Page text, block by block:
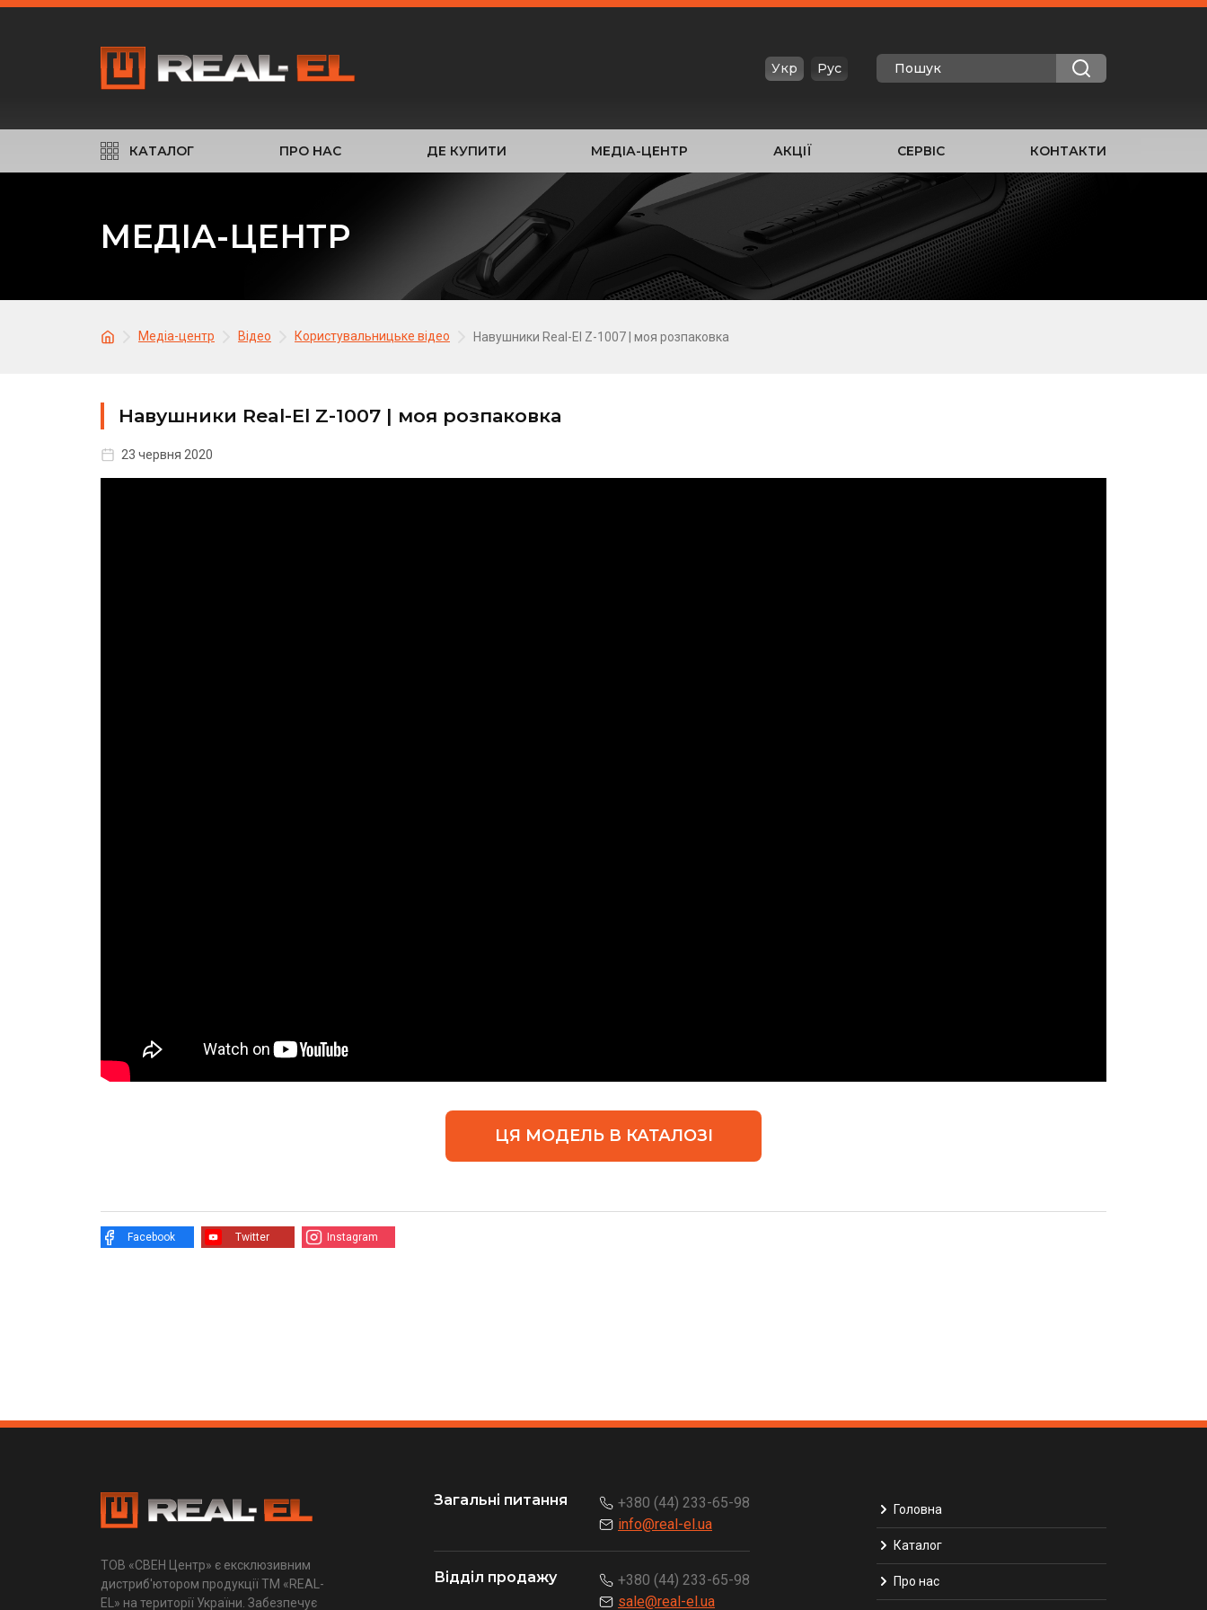
Укр Рус
КАТАЛОГ ПРО НАС ДЕ КУПИТИ МЕДІА-ЦЕНТР АКЦІЇ СЕРВІС КОНТАКТИ
МЕДІА-ЦЕНТР
Медіа-центр Відео Користувальницьке відео Навушники Real-El Z-1007 | моя розпаковка
Навушники Real-El Z-1007 | моя розпаковка
23 червня 2020
ЦЯ МОДЕЛЬ В КАТАЛОЗІ
Facebook Twitter Instagram
ТОВ «СВЕН Центр» є ексклюзивним
дистриб'ютором продукції ТМ «REAL-
EL» на території України. Забезпечує
Загальні питання
+380 (44) 233-65-98
info@real-el.ua
Відділ продажу
+380 (44) 233-65-98
sale@real-el.ua
Головна
Каталог
Про нас